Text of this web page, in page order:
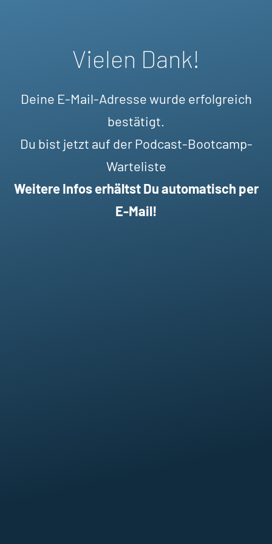
Vielen Dank!
Deine E-Mail-Adresse wurde erfolgreich
bestätigt.
Du bist jetzt auf der Podcast-Bootcamp-
Warteliste
Weitere Infos erhältst Du automatisch per
E-Mail!